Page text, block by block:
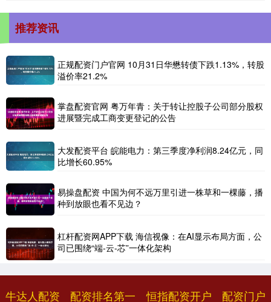
推荐资讯
正规配资门户官网 10月31日华懋转债下跌1.13%，转股
溢价率21.2%
掌盘配资官网 粤万年青：关于转让控股子公司部分股权
进展暨完成工商变更登记的公告
大发配资平台 皖能电力：第三季度净利润8.24亿元，同
比增长60.95%
易操盘配资 中国为何不远万里引进一株草和一棵藤，播
种到放眼也看不见边？
杠杆配资网APP下载 海信视像：在AI显示布局方面，公
司已围绕“端-云-芯”一体化架构
牛达人配资 配资排名第一 恒指配资开户 配资门户